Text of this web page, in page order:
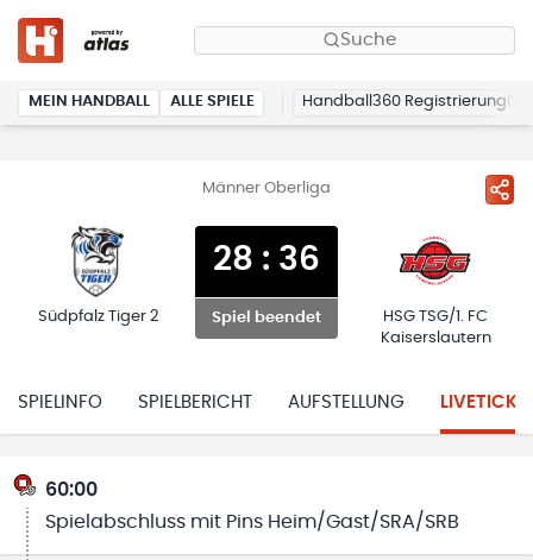
Suche
MEIN HANDBALL ALLE SPIELE Handball360 Registrierung
Männer Oberliga
Südpfalz Tiger 2
28 : 36
Spiel beendet
HSG TSG/1. FC
Kaiserslautern
SPIELINFO SPIELBERICHT AUFSTELLUNG
60:00
Spielabschluss mit Pins Heim/Gast/SRA/SRB